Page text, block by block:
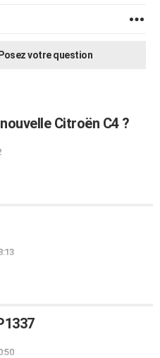
Posez votre question
Citroën C4 ?